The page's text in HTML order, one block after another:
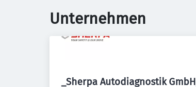
Unternehmen
_Sherpa Autodiagnostik GmbH_